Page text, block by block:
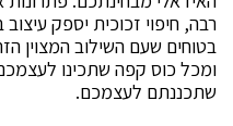
רבה, חיפוי זכוכית יספק
בטוחים שעם השילוב המצוין
ומכל כוס קפה שתכינו
שתכננתם לעצמכם.